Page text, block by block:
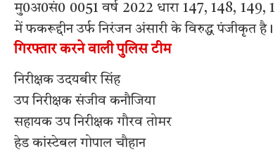
मु0अ0सं0 0051 वर्ष 2022 धारा 147, 148, 149,
में फकरूद्दीन उर्फ निरंजन अंसारी के विरुद्ध पंजीकृत है।
गिरफ्तार करने वाली पुलिस टीम
निरीक्षक उदयबीर सिंह
उप निरीक्षक संजीव कनौजिया
सहायक उप निरीक्षक गौरव तोमर
हेड कांस्टेबल गोपाल चौहान